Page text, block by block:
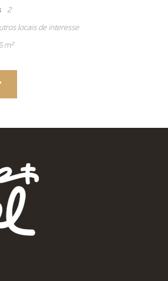
2
locais de interesse
m²